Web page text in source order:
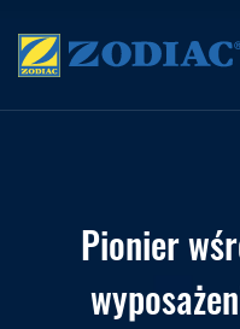
Pionier